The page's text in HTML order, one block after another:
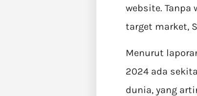
website.
target market,
Menurut
2024 ada
dunia, yang